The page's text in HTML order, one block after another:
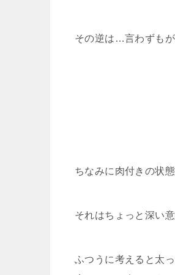
その逆は…言わずも
ちなみに肉付きの状
それはちょっと深い
ふつうに考えると太